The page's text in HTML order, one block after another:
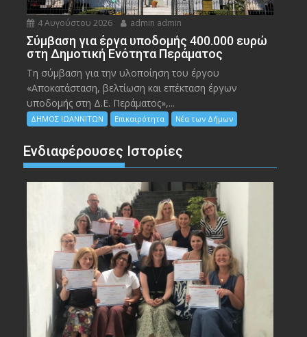
4 Αυγούστου 2026 admin admin
Σύμβαση για έργα υποδομής 400.000 ευρώ
στη Δημοτική Ενότητα Περάματος
Τη σύμβαση για την υλοποίηση του έργου
«Αποκατάσταση, βελτίωση και επέκταση έργων
υποδομής στη Δ.Ε. Περάματος»,...
ΔΗΜΟΣ ΙΩΑΝΝΙΤΩΝ Επικαιρότητα Νέα των Δήμων
Ενδιαφέρουσες Ιστορίες